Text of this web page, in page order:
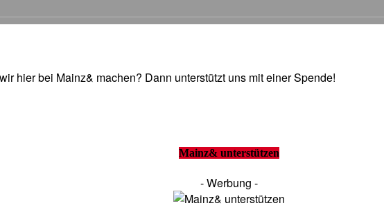
hier bei Mainz& machen? Dann unterstützt uns mit einer Spende!
Mainz& unterstützen
- Werbung -